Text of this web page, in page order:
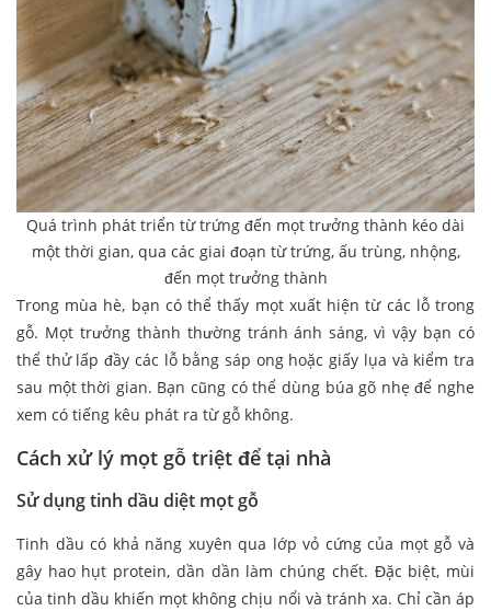
Quá trình phát triển từ trứng đến mọt trưởng thành kéo dài
một thời gian, qua các giai đoạn từ trứng, ấu trùng, nhộng,
đến mọt trưởng thành
Trong mùa hè, bạn có thể thấy mọt xuất hiện từ các lỗ trong
gỗ. Mọt trưởng thành thường tránh ánh sáng, vì vậy bạn có
thể thử lấp đầy các lỗ bằng sáp ong hoặc giấy lụa và kiểm tra
sau một thời gian. Bạn cũng có thể dùng búa gõ nhẹ để nghe
xem có tiếng kêu phát ra từ gỗ không.
Cách xử lý mọt gỗ triệt để tại nhà
Sử dụng tinh dầu diệt mọt gỗ
Tinh dầu có khả năng xuyên qua lớp vỏ cứng của mọt gỗ và
gây hao hụt protein, dần dần làm chúng chết. Đặc biệt, mùi
của tinh dầu khiến mọt không chịu nổi và tránh xa. Chỉ cần áp